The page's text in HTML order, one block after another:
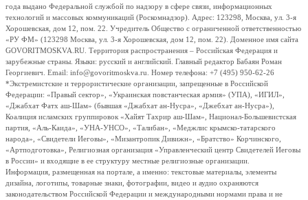
года выдано Федеральной службой по надзору в сфере связи, информационных
технологий и массовых коммуникаций (Роскомнадзор). Адрес: 123298, Москва, ул. 3-я
Хорошевская, дом 12, пом. 22. Учредитель Общество с ограниченной ответственностью
«РУ ФМ» (123298 Москва, ул. 3-я Хорошевская, дом 12, пом. 22). Доменное имя сайта
GOVORITMOSKVA.RU. Территория распространения – Российская Федерация и
зарубежные страны. Языки: русский и английский. Главный редактор Бабаян Роман
Георгиевич. Email: info@govoritmoskva.ru. Номер телефона: +7 (495) 950-62-26
*Экстремистские и террористические организации, запрещенные в Российской
Федерации: «Правый сектор», «Украинская повстанческая армия» (УПА), «ИГИЛ»,
«Джабхат Фатх аш-Шам» (бывшая «Джабхат ан-Нусра», «Джебхат ан-Нусра»),
Коалиция исламских группировок «Хайят Тахрир аш-Шам», Национал-Большевистская
партия, «Аль-Каида», «УНА-УНСО», «Талибан», «Меджлис крымско-татарского
народа», «Свидетели Иеговы», «Мизантропик Дивижн», «Братство» Корчинского,
«Артподготовка», Религиозная организация «Управленческий центр Свидетелей Иеговы
в России» и входящие в ее структуру местные религиозные организации.
Информация, размещенная на портале, а именно: текстовые материалы, элементы
дизайна, логотипы, товарные знаки, фотографии, видео и аудио охраняются
законодательством Российской Федерации и международными нормами права и не